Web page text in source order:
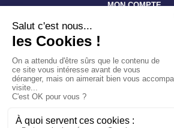
MON COMPTE
Suivez toute l’actualité à travers
S'ABONNER